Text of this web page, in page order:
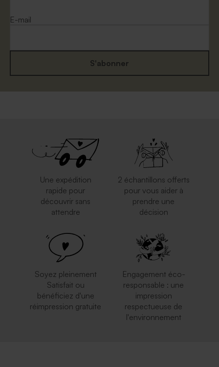
E-mail
S'abonner
Une expédition
rapide pour
découvrir sans
attendre
2 échantillons offerts
pour vous aider à
prendre une
décision
Soyez pleinement
Satisfait ou
bénéficiez d'une
réimpression gratuite
Engagement éco-
responsable : une
impression
respectueuse de
l'environnement